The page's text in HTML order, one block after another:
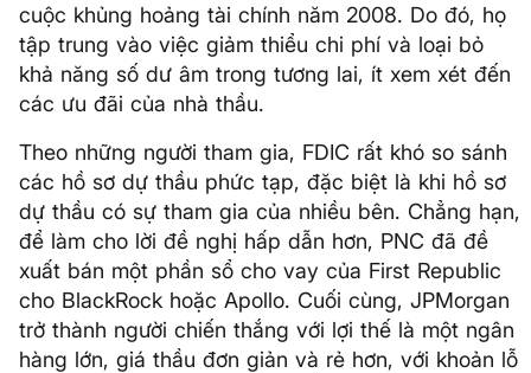
cuộc khủng hoảng tài chính năm 2008. Do đó, họ
tập trung vào việc giảm thiểu chi phí và loại bỏ
khả năng số dư âm trong tương lai, ít xem xét đến
các ưu đãi của nhà thầu.
Theo những người tham gia, FDIC rất khó so sánh
các hồ sơ dự thầu phức tạp, đặc biệt là khi hồ sơ
dự thầu có sự tham gia của nhiều bên. Chẳng hạn,
để làm cho lời đề nghị hấp dẫn hơn, PNC đã đề
xuất bán một phần sổ cho vay của First Republic
cho BlackRock hoặc Apollo. Cuối cùng, JPMorgan
trở thành người chiến thắng với lợi thế là một ngân
hàng lớn, giá thầu đơn giản và rẻ hơn, với khoản lỗ